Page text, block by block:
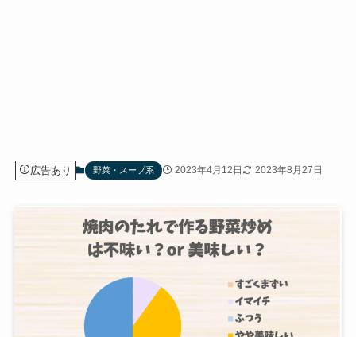
広告あり 野菜・スープ系 2023年4月12日 2023年8月27日